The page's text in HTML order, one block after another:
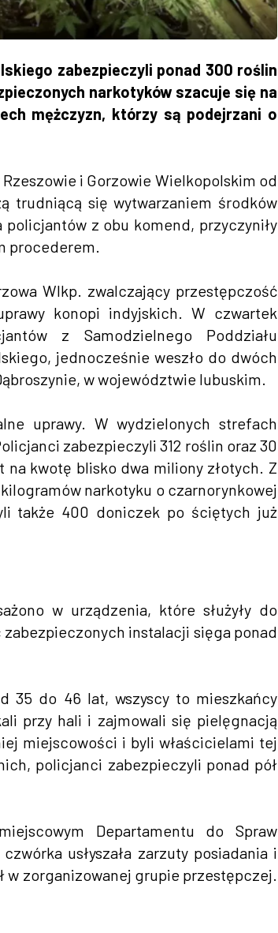
zabezpieczyli ponad 300 roślin
narkotyków szacuje się na
mężczyzn, którzy są podejrzani o
i Gorzowie Wielkopolskim od
trudniącą się wytwarzaniem środków
z obu komend, przyczyniły
procederem.
Wlkp. zwalczający przestępczość
konopi indyjskich. W czwartek
z Samodzielnego Poddziału
jednocześnie weszło do dwóch
w województwie lubuskim.
uprawy. W wydzielonych strefach
zabezpieczyli 312 roślin oraz 30
kwotę blisko dwa miliony złotych. Z
narkotyku o czarnorynkowej
także 400 doniczek po ściętych już
w urządzenia, które służyły do
instalacji sięga ponad
35 do 46 lat, wszyscy to mieszkańcy
przy hali i zajmowali się pielęgnacją
miejscowości i byli właścicielami tej
policjanci zabezpieczyli ponad pół
Departamentu do Spraw
usłyszała zarzuty posiadania i
w zorganizowanej grupie przestępczej.